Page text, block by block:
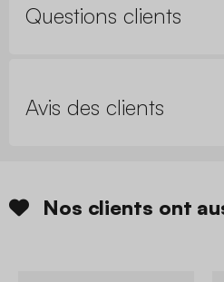
Questions clients
Avis des clients
Nos clients ont